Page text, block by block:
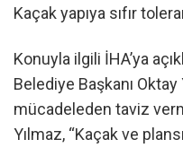
Kaçak yapıya sıfır
Konuyla ilgili İHA’ya
Belediye Başkanı Oktay
mücadeleden taviz
Yılmaz, “Kaçak ve